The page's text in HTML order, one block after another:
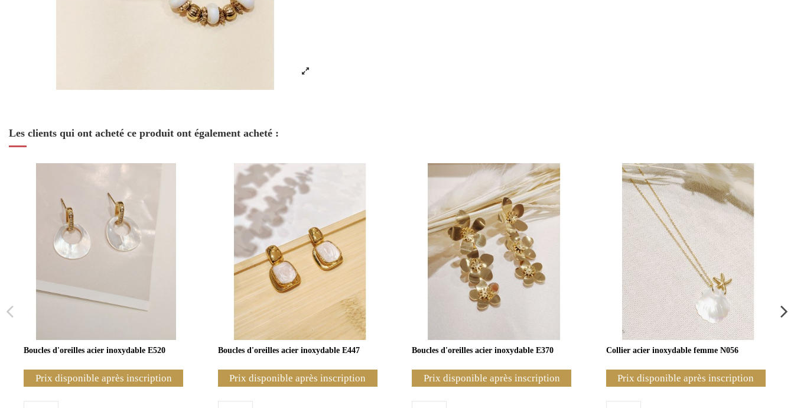
Les clients qui ont acheté ce produit ont également acheté :
Boucles d'oreilles acier inoxydable E520
Prix disponible après inscription
Boucles d'oreilles acier inoxydable E447
Prix disponible après inscription
Boucles d'oreilles acier inoxydable E370
Prix disponible après inscription
Collier acier inoxydable femme N056
Prix disponible après inscription